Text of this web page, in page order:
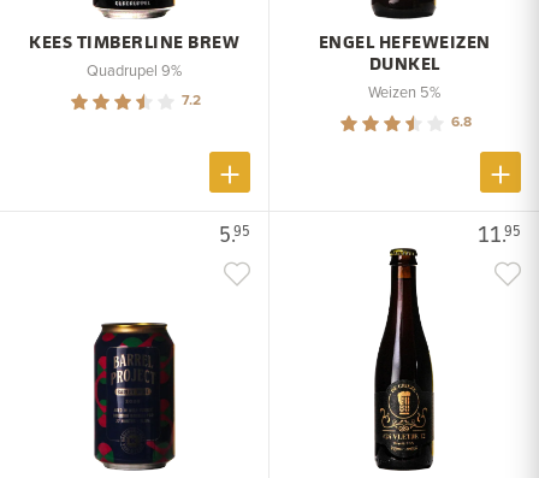
KEES TIMBERLINE BREW
Quadrupel 9%
7.2
ENGEL HEFEWEIZEN
DUNKEL
Weizen 5%
6.8
5.95 11.95